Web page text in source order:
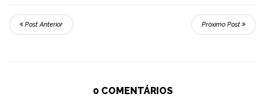
Post Anterior Próximo Post
0 COMENTÁRIOS